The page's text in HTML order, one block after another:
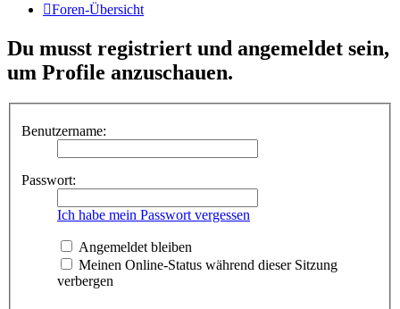
Foren-Übersicht
Du musst registriert und angemeldet sein,
um Profile anzuschauen.
Benutzername:
Passwort:
Ich habe mein Passwort vergessen
Angemeldet bleiben
Meinen Online-Status während dieser Sitzung
verbergen